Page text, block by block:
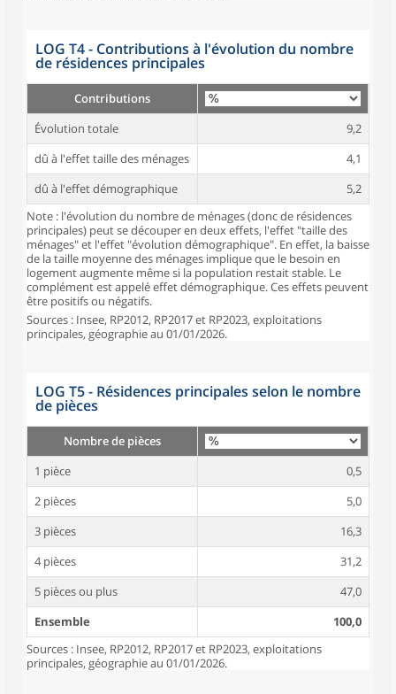
LOG T4 - Contributions à l'évolution du nombre
de résidences principales
Contributions
Évolution totale
9,2
dû à l'effet taille des ménages
4,1
dû à l'effet démographique
5,2
Note : l'évolution du nombre de ménages (donc de résidences
principales) peut se découper en deux effets, l'effet "taille des
ménages" et l'effet "évolution démographique". En effet, la baisse
de la taille moyenne des ménages implique que le besoin en
logement augmente même si la population restait stable. Le
complément est appelé effet démographique. Ces effets peuvent
être positifs ou négatifs.
Sources : Insee, RP2012, RP2017 et RP2023, exploitations
principales, géographie au 01/01/2026.
LOG T5 - Résidences principales selon le nombre
de pièces
Nombre de pièces
1 pièce
0,5
2 pièces
5,0
3 pièces
16,3
4 pièces
31,2
5 pièces ou plus
47,0
Ensemble
100,0
Sources : Insee, RP2012, RP2017 et RP2023, exploitations
principales, géographie au 01/01/2026.